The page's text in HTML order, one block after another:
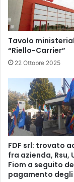
Tavolo
“Riello-Carrier”
22 Ottobre 2025
FDF srl: trovato
fra azienda, Rsu,
Fiom a seguito
pagamento